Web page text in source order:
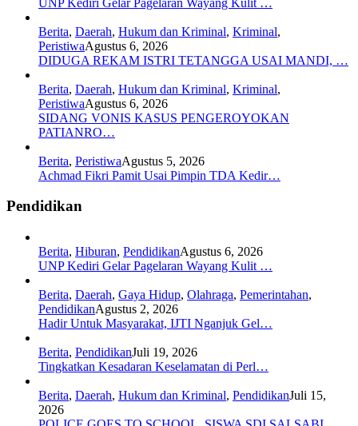
Berita, Daerah, Hukum dan Kriminal, Kriminal,
PeristiwaAgustus 6, 2026
DIDUGA REKAM ISTRI TETANGGA USAI MANDI, …
Berita, Daerah, Hukum dan Kriminal, Kriminal,
PeristiwaAgustus 6, 2026
SIDANG VONIS KASUS PENGEROYOKAN
PATIANRO…
Berita, PeristiwaAgustus 5, 2026
Achmad Fikri Pamit Usai Pimpin TDA Kedir…
Pendidikan
Berita, Hiburan, PendidikanAgustus 6, 2026
UNP Kediri Gelar Pagelaran Wayang Kulit …
Berita, Daerah, Gaya Hidup, Olahraga, Pemerintahan,
PendidikanAgustus 2, 2026
Hadir Untuk Masyarakat, IJTI Nganjuk Gel…
Berita, PendidikanJuli 19, 2026
Tingkatkan Kesadaran Keselamatan di Perl…
Berita, Daerah, Hukum dan Kriminal, PendidikanJuli 15,
2026